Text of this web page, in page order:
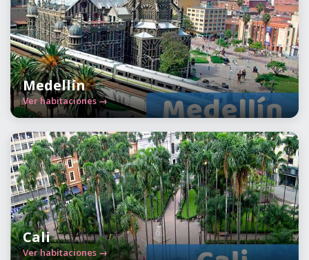
Medellín
Ver habitaciones →
Cali
Ver habitaciones →